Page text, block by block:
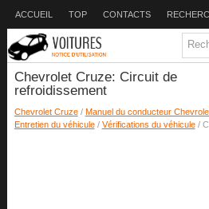
ACCUEIL TOP CONTACTS
Chevrolet Cruze: Circuit de
refroidissement
Chevrolet Cruze/ Manuel du conducteur
Entretien du véhicule/ Vérifications du véhicule/